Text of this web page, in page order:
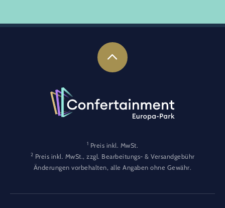
1 Preis inkl. MwSt.
2 Preis inkl. MwSt., zzgl. Bearbeitungs- & Versandgebühr
Änderungen vorbehalten, alle Angaben ohne Gewähr.